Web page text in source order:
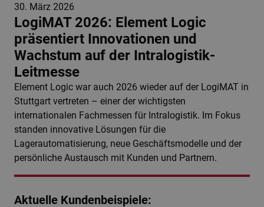
30. März 2026
LogiMAT 2026: Element Logic
präsentiert Innovationen und
Wachstum auf der Intralogistik-
Leitmesse
Element Logic war auch 2026 wieder auf der LogiMAT in
Stuttgart vertreten – einer der wichtigsten
internationalen Fachmessen für Intralogistik. Im Fokus
standen innovative Lösungen für die
Lagerautomatisierung, neue Geschäftsmodelle und der
persönliche Austausch mit Kunden und Partnern.
Aktuelle Kundenbeispiele: